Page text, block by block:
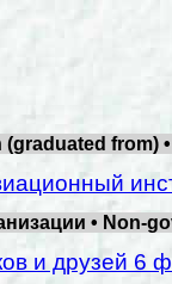
from)
• Non-
и друзей 6